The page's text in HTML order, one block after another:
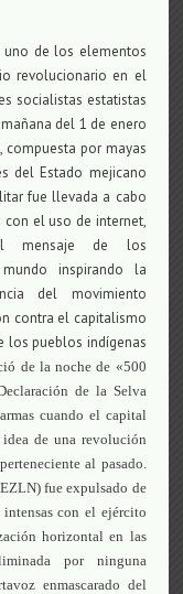
uno de los elementos
revolucionario en el
socialistas estatistas
del 1 de enero
compuesta por mayas
del Estado mejicano
fue llevada a cabo
con el uso de internet,
mensaje de los
inspirando la
del movimiento
contra el capitalismo
los pueblos indígenas
de la noche de «500
de la Selva
cuando el capital
de una revolución
al pasado.
fue expulsado de
intensas con el ejército
horizontal en las
por ninguna
enmascarado del